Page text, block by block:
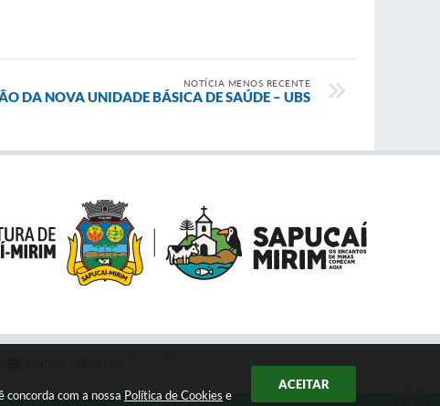
com a nossa Política de Cookies e
ACEITAR
NOTÍCIA MENOS RECENTE
DA NOVA UNIDADE BÁSICA DE SAÚDE – UBS